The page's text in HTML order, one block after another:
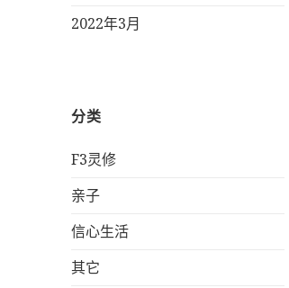
2022年3月
分类
F3灵修
亲子
信心生活
其它